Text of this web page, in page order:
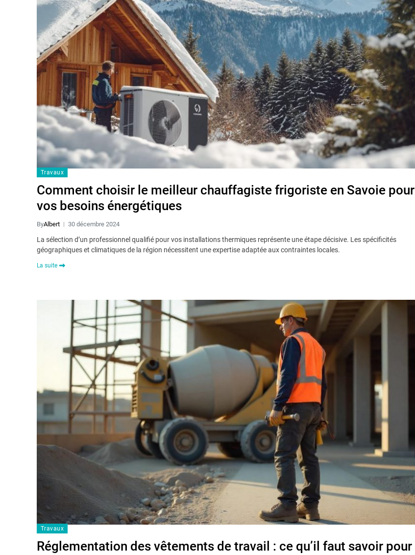
Travaux
Comment choisir le meilleur chauffagiste frigoriste en Savoie pour
vos besoins énergétiques
ByAlbert 30 décembre 2024
La sélection d’un professionnel qualifié pour vos installations thermiques représente une étape décisive. Les spécificités
géographiques et climatiques de la région nécessitent une expertise adaptée aux contraintes locales.
La suite
Travaux
Réglementation des vêtements de travail : ce qu’il faut savoir pour